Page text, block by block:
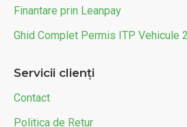
Finantare prin Leanpay
Ghid Complet Permis ITP Vehicule
Servicii clienți
Contact
Politica de Retur